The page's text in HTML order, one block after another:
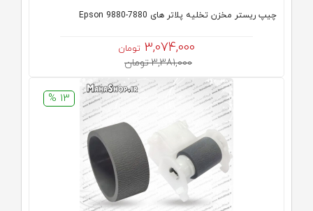
چیپ ریستر مخزن تخلیه پلاتر های Epson 9880-7880
3,074,000 تومان
3,381,000 تومان
13 %